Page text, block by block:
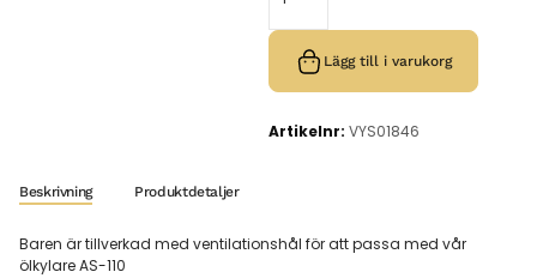
Lägg till i varukorg
Artikelnr: VYS01846
Beskrivning Produktdetaljer
Baren är tillverkad med ventilationshål för att passa med vår
ölkylare AS-110